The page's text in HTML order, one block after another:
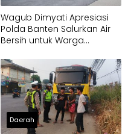
Wagub Dimyati Apresiasi
Polda Banten Salurkan Air
Bersih untuk Warga
Daerah